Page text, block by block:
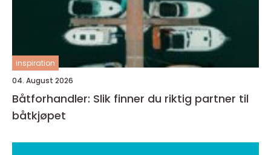
inspiration
04. August 2026
Båtforhandler: Slik finner du riktig partner til
båtkjøpet